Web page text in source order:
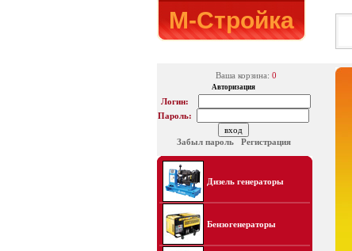
М-Стройка
Ваша корзина: 0
Авторизация
Логин:
Пароль:
Забыл пароль Регистрация
Дизель генераторы
Бензогенераторы